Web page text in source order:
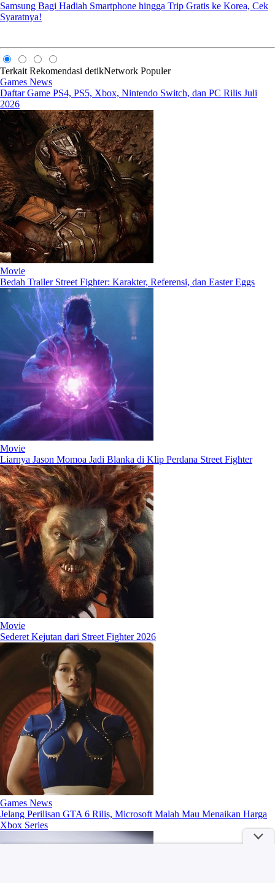
Samsung Bagi Hadiah Smartphone hingga Trip Gratis ke Korea, Cek
Syaratnya!
Terkait Rekomendasi detikNetwork Populer
Games News
Daftar Game PS4, PS5, Xbox, Nintendo Switch, dan PC Rilis Juli
2026
Movie
Bedah Trailer Street Fighter: Karakter, Referensi, dan Easter Eggs
Movie
Liarnya Jason Momoa Jadi Blanka di Klip Perdana Street Fighter
Movie
Sederet Kejutan dari Street Fighter 2026
Games News
Jelang Perilisan GTA 6 Rilis, Microsoft Malah Mau Menaikan Harga
Xbox Series